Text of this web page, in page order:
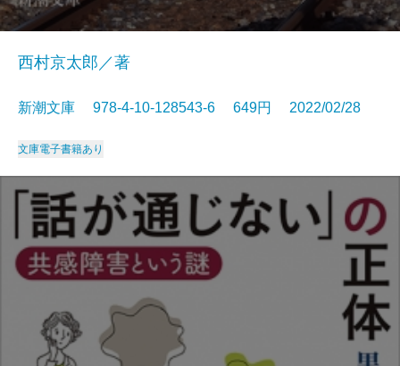
西村京太郎／著
新潮文庫 978-4-10-128543-6 649円 2022/02/28
文庫電子書籍あり